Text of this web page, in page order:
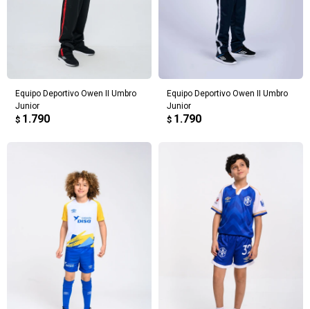
Equipo Deportivo Owen II Umbro
Junior
$ 1.790
Equipo Deportivo Owen II Umbro
Junior
$ 1.790
Día
Elegís Pago Después como metodo de pago
* sujeto a aprobación crediticia. El monto disponible